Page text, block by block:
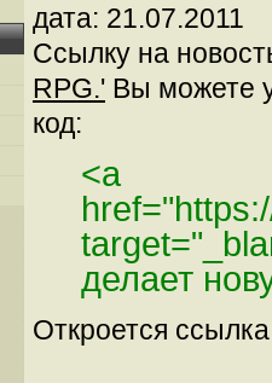
дата: 21.07.2011
Ссылку на
RPG.' Вы можете
код:
<a
делает
Откроется